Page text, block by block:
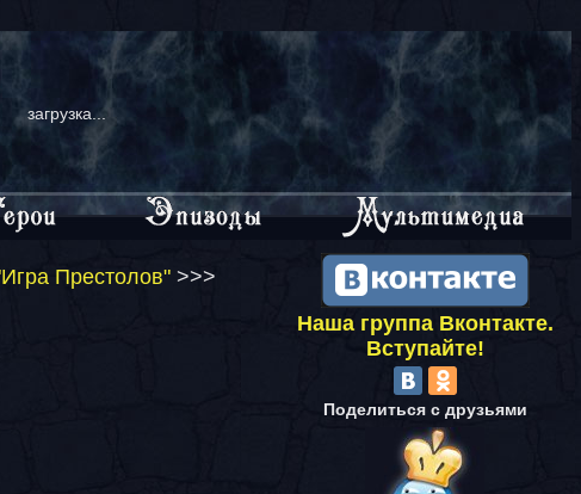
загрузка...
Престолов" >>>
Наша группа Вконтакте.
Вступайте!
Поделиться с друзьями